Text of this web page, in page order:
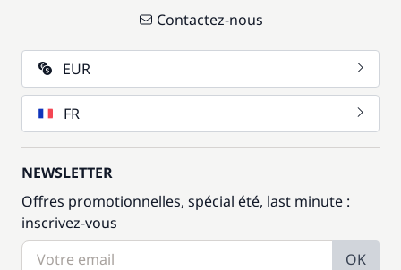
Contactez-nous
EUR
FR
NEWSLETTER
Offres promotionnelles, spécial été, last minute :
inscrivez-vous
OK